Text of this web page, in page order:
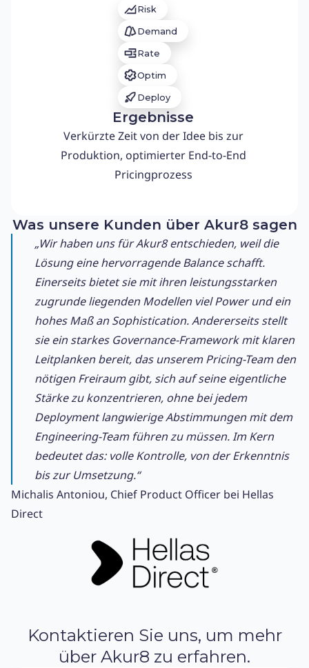
Risk
Demand
Rate
Optim
Deploy
Ergebnisse
Verkürzte Zeit von der Idee bis zur
Produktion, optimierter End-to-End
Pricingprozess
Was unsere Kunden über Akur8 sagen
„Wir haben uns für Akur8 entschieden, weil die
Lösung eine hervorragende Balance schafft.
Einerseits bietet sie mit ihren leistungsstarken
zugrunde liegenden Modellen viel Power und ein
hohes Maß an Sophistication. Andererseits stellt
sie ein starkes Governance-Framework mit klaren
Leitplanken bereit, das unserem Pricing-Team den
nötigen Freiraum gibt, sich auf seine eigentliche
Stärke zu konzentrieren, ohne bei jedem
Deployment langwierige Abstimmungen mit dem
Engineering-Team führen zu müssen. Im Kern
bedeutet das: volle Kontrolle, von der Erkenntnis
bis zur Umsetzung.“
Michalis Antoniou, Chief Product Officer bei Hellas
Direct
Kontaktieren Sie uns, um mehr
über Akur8 zu erfahren.